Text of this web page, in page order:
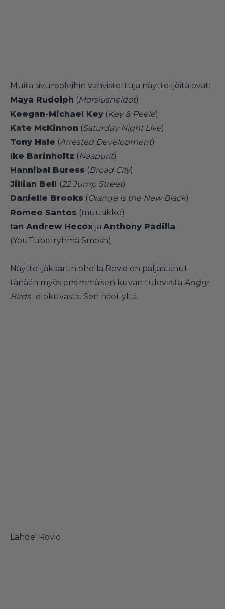
Muita sivurooleihin vahvistettuja näyttelijöitä ovat:
Maya Rudolph (Morsiusneidot)
Keegan-Michael Key (Key & Peele)
Kate McKinnon (Saturday Night Live)
Tony Hale (Arrested Development)
Ike Barinholtz (Naapurit)
Hannibal Buress (Broad City)
Jillian Bell (22 Jump Street)
Danielle Brooks (Orange is the New Black)
Romeo Santos (muusikko)
Ian Andrew Hecox ja Anthony Padilla
(YouTube-ryhmä Smosh)
Näyttelijäkaartin ohella Rovio on paljastanut
tänään myös ensimmäisen kuvan tulevasta Angry
Birds-elokuvasta. Sen näet yltä.
Lähde: Rovio